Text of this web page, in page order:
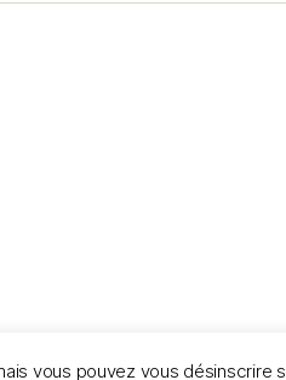
vous pouvez vous désinscrire